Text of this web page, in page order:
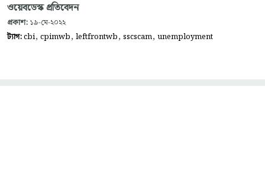
ওয়েবডেস্ক প্রতিবেদন
প্রকাশ: ১৯-মে-২০২২
ট্যাগ:cbi, cpimwb, leftfrontwb, sscscam, unemployment